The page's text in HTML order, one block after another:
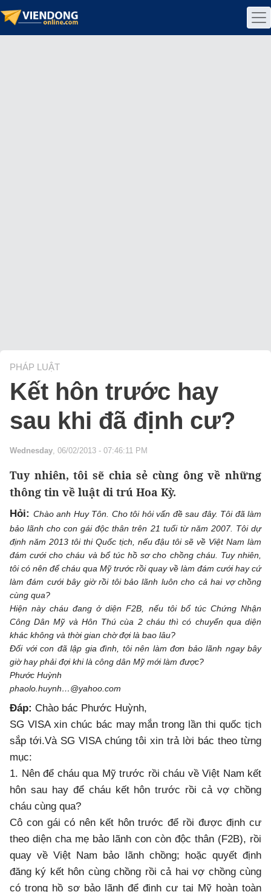
PHÁP LUẬT
Kết hôn trước hay
sau khi đã định cư?
Wednesday, 06/02/2013 - 07:46:11 PM
Tuy nhiên, tôi sẽ chia sẻ cùng ông về những
thông tin về luật di trú Hoa Kỳ.
Hỏi: Chào anh Huy Tôn. Cho tôi hỏi vấn đề sau đây. Tôi đã làm
bảo lãnh cho con gái độc thân trên 21 tuổi từ năm 2007. Tôi dự
định năm 2013 tôi thi Quốc tịch, nếu đậu tôi sẽ về Việt Nam làm
đám cưới cho cháu và bổ túc hồ sơ cho chồng cháu. Tuy nhiên,
tôi có nên để cháu qua Mỹ trước rồi quay về làm đám cưới hay cứ
làm đám cưới bây giờ rồi tôi bảo lãnh luôn cho cả hai vợ chồng
cùng qua?
Hiện này cháu đang ở diện F2B, nếu tôi bổ túc Chứng Nhận
Công Dân Mỹ và Hôn Thú cùa 2 cháu thì có chuyển qua diện
khác không và thời gian chờ đợi là bao lâu?
Đối với con đã lập gia đình, tôi nên làm đơn bảo lãnh ngay bây
giờ hay phải đợi khi là công dân Mỹ mới làm được?
Phước Huỳnh
phaolo.huynh…@yahoo.com
Đáp: Chào bác Phước Huỳnh,
SG VISA xin chúc bác may mắn trong lần thi quốc tịch
sắp tới.Và SG VISA chúng tôi xin trả lời bác theo từng
mục:
1. Nên để cháu qua Mỹ trước rồi cháu về Việt Nam kết
hôn sau hay để cháu kết hôn trước rồi cả vợ chồng
cháu cùng qua?
Cô con gái có nên kết hôn trước để rồi được định cư
theo diện cha mẹ bảo lãnh con còn độc thân (F2B), rồi
quay về Việt Nam bảo lãnh chồng; hoặc quyết định
đăng ký kết hôn cùng chồng rồi cả hai vợ chồng cùng
có trong hồ sơ bảo lãnh để định cư tại Mỹ hoàn toàn